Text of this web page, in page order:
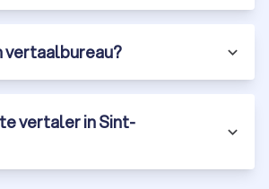
transparante tarieven hanteert.
in Sint-Oedenrode via Trustoo
jouw vertaling professioneel en
vertaalbureau?
vertaler in Sint-